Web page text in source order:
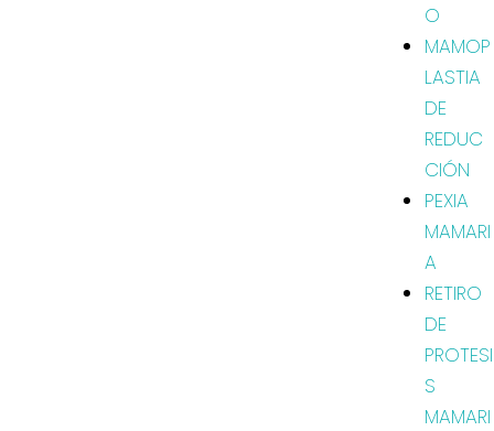
O
MAMOP
LASTIA
DE
REDUC
CIÓN
PEXIA
MAMARI
A
RETIRO
DE
PROTESI
S
MAMARI